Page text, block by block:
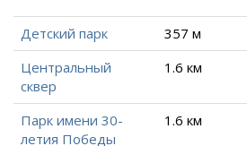
Детский парк 357 м
Центральный
сквер
1.6 км
Парк имени 30-
летия Победы
1.6 км